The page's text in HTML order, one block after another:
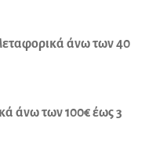
άνω των 40
άνω των 100€ έως 3